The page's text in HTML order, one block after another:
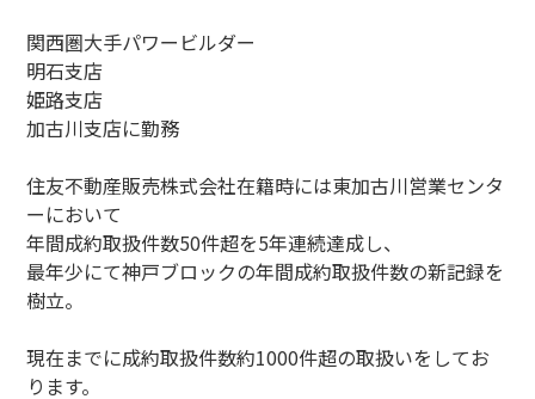
関西圏大手パワービルダー
明石支店
姫路支店
加古川支店に勤務
住友不動産販売株式会社在籍時には東加古川営業センタ
ーにおいて
年間成約取扱件数50件超を5年連続達成し、
最年少にて神戸ブロックの年間成約取扱件数の新記録を
樹立。
現在までに成約取扱件数約1000件超の取扱いをしてお
ります。